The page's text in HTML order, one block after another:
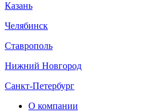
Казань
Челябинск
Ставрополь
Нижний Новгород
Санкт-Петербург
О компании